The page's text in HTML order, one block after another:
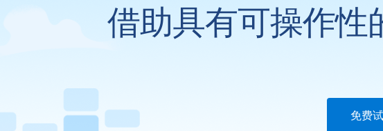
借助具有可操作性
免费